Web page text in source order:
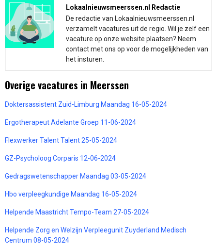
Lokaalnieuwsmeerssen.nl Redactie
De redactie van Lokaalnieuwsmeerssen.nl
verzamelt vacatures uit de regio. Wil je zelf een
vacature op onze website plaatsen? Neem
contact met ons op voor de mogelijkheden van
het insturen.
Overige vacatures in Meerssen
Doktersassistent Zuid-Limburg Maandag 16-05-2024
Ergotherapeut Adelante Groep 11-06-2024
Flexwerker Talent Talent 25-05-2024
GZ-Psycholoog Corparis 12-06-2024
Gedragswetenschapper Maandag 03-05-2024
Hbo verpleegkundige Maandag 16-05-2024
Helpende Maastricht Tempo-Team 27-05-2024
Helpende Zorg en Welzijn Verpleegunit Zuyderland Medisch
Centrum 08-05-2024